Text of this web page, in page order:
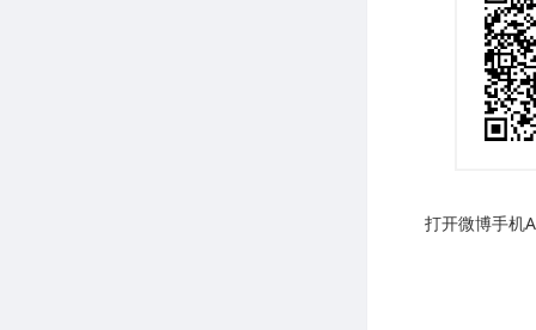
打开微博手机